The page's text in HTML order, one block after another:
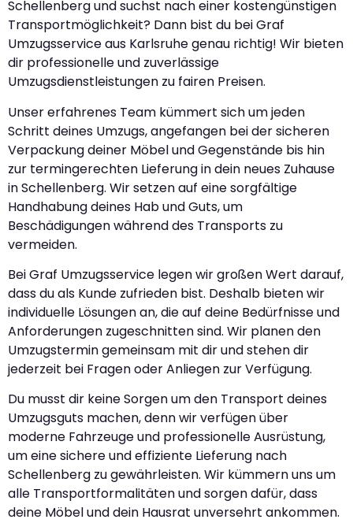
Schellenberg und suchst nach einer kostengünstigen
Transportmöglichkeit? Dann bist du bei Graf
Umzugsservice aus Karlsruhe genau richtig! Wir bieten
dir professionelle und zuverlässige
Umzugsdienstleistungen zu fairen Preisen.
Unser erfahrenes Team kümmert sich um jeden
Schritt deines Umzugs, angefangen bei der sicheren
Verpackung deiner Möbel und Gegenstände bis hin
zur termingerechten Lieferung in dein neues Zuhause
in Schellenberg. Wir setzen auf eine sorgfältige
Handhabung deines Hab und Guts, um
Beschädigungen während des Transports zu
vermeiden.
Bei Graf Umzugsservice legen wir großen Wert darauf,
dass du als Kunde zufrieden bist. Deshalb bieten wir
individuelle Lösungen an, die auf deine Bedürfnisse und
Anforderungen zugeschnitten sind. Wir planen den
Umzugstermin gemeinsam mit dir und stehen dir
jederzeit bei Fragen oder Anliegen zur Verfügung.
Du musst dir keine Sorgen um den Transport deines
Umzugsguts machen, denn wir verfügen über
moderne Fahrzeuge und professionelle Ausrüstung,
um eine sichere und effiziente Lieferung nach
Schellenberg zu gewährleisten. Wir kümmern uns um
alle Transportformalitäten und sorgen dafür, dass
deine Möbel und dein Hausrat unversehrt ankommen.